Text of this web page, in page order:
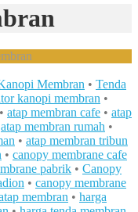
Membran • Tenda
kanopi membran •
• atap membran cafe • atap
atap membran rumah •
• atap membran tribun
• canopy membrane cafe
pabrik • Canopy
• canopy membrane
membran • harga